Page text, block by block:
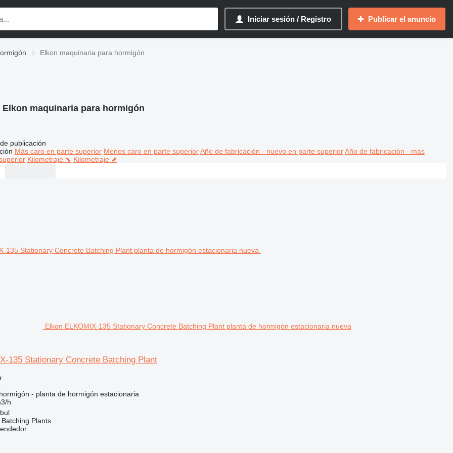
Iniciar sesión / Registro Publicar el anuncio
Elkon maquinaria para hormigón
Elkon maquinaria para hormigón
publicación
Más caro en parte superior Menos caro en parte superior Año de fabricación - nuevo en parte superior Año de fabricación - más
Kilometraje ⬊ Kilometraje ⬈
Elkon ELKOMIX-135 Stationary Concrete Batching Plant planta de hormigón estacionaria nueva
135 Stationary Concrete Batching Plant
- planta de hormigón estacionaria
h
Plants